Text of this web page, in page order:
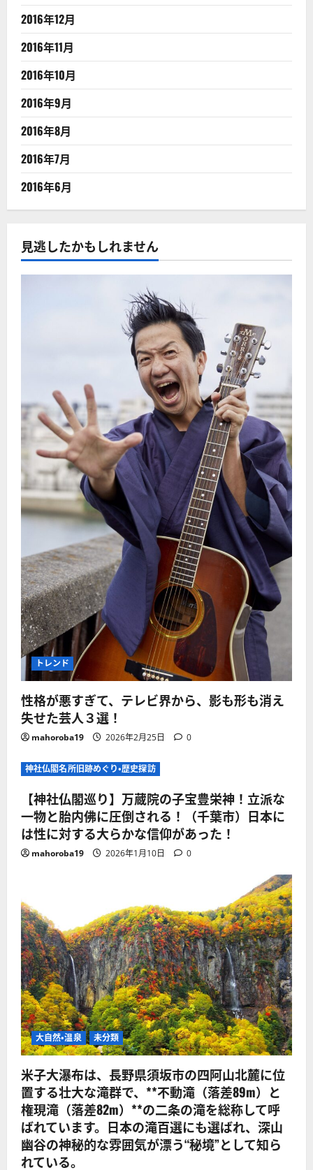
2016年12月
2016年11月
2016年10月
2016年9月
2016年8月
2016年7月
2016年6月
見逃したかもしれません
トレンド
性格が悪すぎて、テレビ界から、影も形も消え
失せた芸人３選！
mahoroba19 2026年2月25日 0
神社仏閣名所旧跡めぐり・歴史探訪
【神社仏閣巡り】万蔵院の子宝豊栄神！立派な
一物と胎内佛に圧倒される！（千葉市）日本に
は性に対する大らかな信仰があった！
mahoroba19 2026年1月10日 0
大自然・温泉 未分類
米子大瀑布は、長野県須坂市の四阿山北麓に位
置する壮大な滝群で、**不動滝（落差89m）と
権現滝（落差82m）**の二条の滝を総称して呼
ばれています。日本の滝百選にも選ばれ、深山
幽谷の神秘的な雰囲気が漂う“秘境”として知ら
れている。